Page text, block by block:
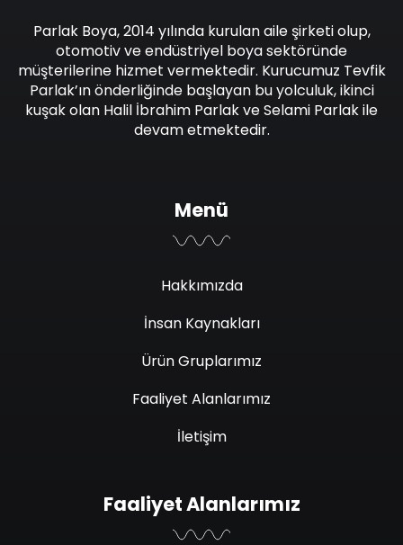
Parlak Boya, 2014 yılında kurulan aile şirketi olup,
otomotiv ve endüstriyel boya sektöründe
müşterilerine hizmet vermektedir. Kurucumuz Tevfik
Parlak’ın önderliğinde başlayan bu yolculuk, ikinci
kuşak olan Halil İbrahim Parlak ve Selami Parlak ile
devam etmektedir.
Menü
Hakkımızda
İnsan Kaynakları
Ürün Gruplarımız
Faaliyet Alanlarımız
İletişim
Faaliyet Alanlarımız